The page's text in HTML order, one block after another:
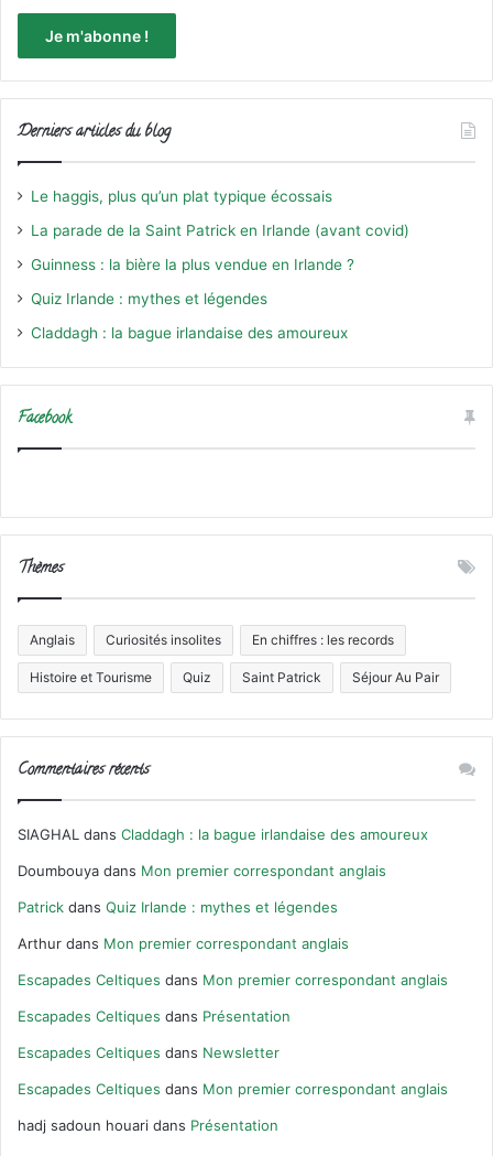
Derniers articles du blog
Le haggis, plus qu’un plat typique écossais
La parade de la Saint Patrick en Irlande (avant covid)
Guinness : la bière la plus vendue en Irlande ?
Quiz Irlande : mythes et légendes
Claddagh : la bague irlandaise des amoureux
Facebook
Thèmes
Anglais Curiosités insolites En chiffres : les records
Histoire et Tourisme Quiz Saint Patrick Séjour Au Pair
Commentaires récents
SIAGHAL dans Claddagh : la bague irlandaise des amoureux
Doumbouya dans Mon premier correspondant anglais
Patrick dans Quiz Irlande : mythes et légendes
Arthur dans Mon premier correspondant anglais
Escapades Celtiques dans Mon premier correspondant anglais
Escapades Celtiques dans Présentation
Escapades Celtiques dans Newsletter
Escapades Celtiques dans Mon premier correspondant anglais
hadj sadoun houari dans Présentation